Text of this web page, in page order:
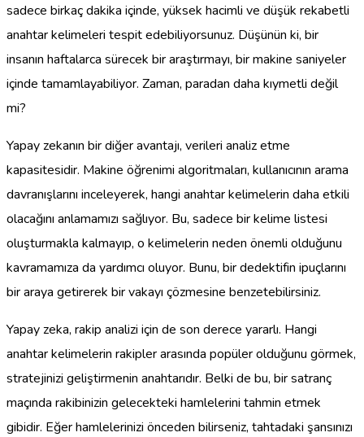
sadece birkaç dakika içinde, yüksek hacimli ve düşük rekabetli
anahtar kelimeleri tespit edebiliyorsunuz. Düşünün ki, bir
insanın haftalarca sürecek bir araştırmayı, bir makine saniyeler
içinde tamamlayabiliyor. Zaman, paradan daha kıymetli değil
mi?
Yapay zekanın bir diğer avantajı, verileri analiz etme
kapasitesidir. Makine öğrenimi algoritmaları, kullanıcının arama
davranışlarını inceleyerek, hangi anahtar kelimelerin daha etkili
olacağını anlamamızı sağlıyor. Bu, sadece bir kelime listesi
oluşturmakla kalmayıp, o kelimelerin neden önemli olduğunu
kavramamıza da yardımcı oluyor. Bunu, bir dedektifin ipuçlarını
bir araya getirerek bir vakayı çözmesine benzetebilirsiniz.
Yapay zeka, rakip analizi için de son derece yararlı. Hangi
anahtar kelimelerin rakipler arasında popüler olduğunu görmek,
stratejinizi geliştirmenin anahtarıdır. Belki de bu, bir satranç
maçında rakibinizin gelecekteki hamlelerini tahmin etmek
gibidir. Eğer hamlelerinizi önceden bilirseniz, tahtadaki şansınızı